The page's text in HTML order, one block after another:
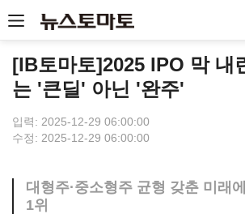
[IB토마토]2025 IPO 막
는 '큰딜' 아닌 '완주'
입력: 2025-12-29 06:00:00
수정: 2025-12-29 06:00:00
대형주·중소형주 균형 갖춘 미래
1위